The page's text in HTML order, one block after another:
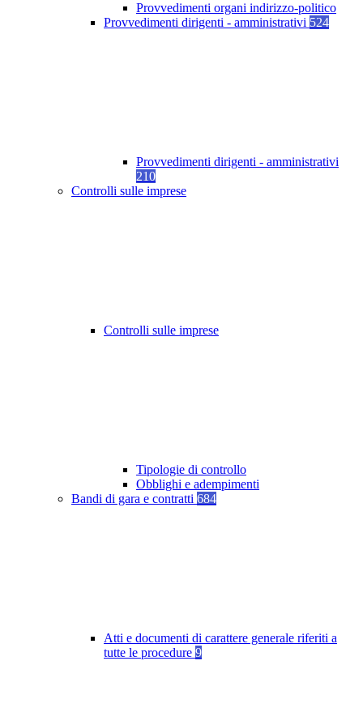
Provvedimenti organi indirizzo-politico
Provvedimenti dirigenti - amministrativi 524
Provvedimenti dirigenti - amministrativi
210
Controlli sulle imprese
Controlli sulle imprese
Tipologie di controllo
Obblighi e adempimenti
Bandi di gara e contratti 684
Atti e documenti di carattere generale riferiti a
tutte le procedure 9